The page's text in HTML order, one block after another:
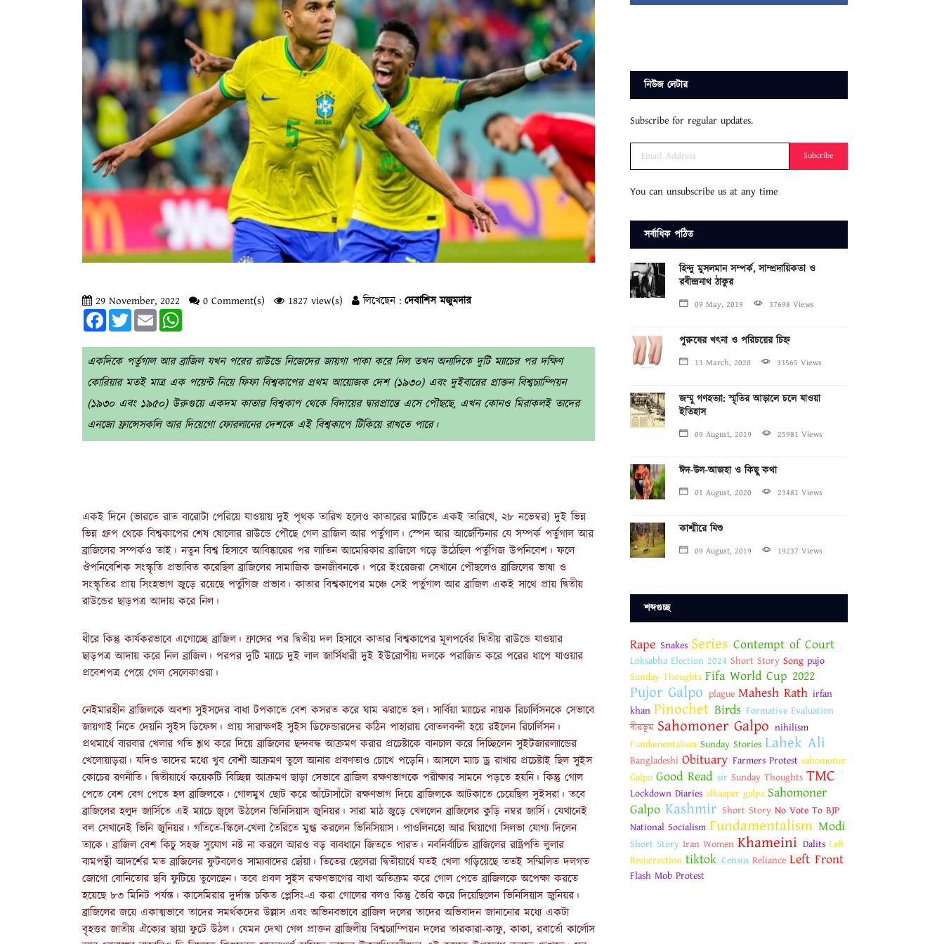
29 November, 2022 0 Comment(s) 1827 view(s) লিখেছেন : দেবাশিস মজুমদার
FacebookTwitterEmail
একদিকে পর্তুগাল আর ব্রাজিল যখন পরের রাউন্ডে নিজেদের জায়গা পাকা করে নিল তখন অন্যদিকে দুটি ম্যাচের পর দক্ষিণ
কোরিয়ার মতই মাত্র এক পয়েন্ট নিয়ে ফিফা বিশ্বকাপের প্রথম আয়োজক দেশ (১৯৩০) এবং দুইবারের প্রাক্তন বিশ্বচ্যাম্পিয়ন
(১৯৩০ এবং ১৯৫০) উরুগুয়ে একদম কাতার বিশ্বকাপ থেকে বিদায়ের দ্বারপ্রান্তে এসে পৌছছে, এখন কোনও মিরাকলই তাদের
এনজো ফ্রান্সেসকলি আর দিয়েগো ফোরলানের দেশকে এই বিশ্বকাপে টিকিয়ে রাখতে পারে।
একই দিনে (ভারতে রাত বারোটা পেরিয়ে যাওয়ায় দুই পৃথক তারিখ হলেও কাতারের মাটিতে একই তারিখে, ২৮ নভেম্বর) দুই ভিন্ন
ভিন্ন গ্রুপ থেকে বিশ্বকাপের শেষ ষোলোর রাউন্ডে পৌছে গেল ব্রাজিল আর পর্তুগাল। স্পেন আর আর্জেন্টিনার যে সম্পর্ক পর্তুগাল আর
ব্রাজিলের সম্পর্কও তাই। নতুন বিশ্ব হিসাবে আবিষ্কারের পর লাতিন আমেরিকার ব্রাজিলে গড়ে উঠেছিল পর্তুগিজ উপনিবেশ। ফলে
ঔপনিবেশিক সংস্কৃতি প্রভাবিত করেছিল ব্রাজিলের সামাজিক জনজীবনকে। পরে ইংরেজরা সেখানে পৌছলেও ব্রাজিলের ভাষা ও
সংস্কৃতির প্রায় সিংহভাগ জুড়ে রয়েছে পর্তুগিজ প্রভাব। কাতার বিশ্বকাপের মঞ্চে সেই পর্তুগাল আর ব্রাজিল একই সাথে প্রায় দ্বিতীয়
রাউন্ডের ছাড়পত্র আদায় করে নিল।
ধীরে কিন্তু কার্যকরভাবে এগোচ্ছে ব্রাজিল। ফ্রান্সের পর দ্বিতীয় দল হিসাবে কাতার বিশ্বকাপের মূলপর্বের দ্বিতীয় রাউন্ডে যাওয়ার
ছাড়পত্র আদায় করে নিল ব্রাজিল। পরপর দুটি ম্যাচে দুই লাল জার্সিধারী দুই ইউরোপীয় দলকে পরাজিত করে পরের ধাপে যাওয়ার
প্রবেশপত্র পেয়ে গেল সেলেকাওরা।
নেইমারহীন ব্রাজিলকে অবশ্য সুইসদের বাধা টপকাতে বেশ কসরত করে ঘাম ঝরাতে হল। সার্বিয়া ম্যাচের নায়ক রিচার্লিসনকে সেভাবে
জায়গাই নিতে দেয়নি সুইস ডিফেন্স। প্রায় সারাক্ষণই সুইস ডিফেন্ডারদের কঠিন পাহারায় বোতলবন্দী হয়ে রইলেন রিচার্লিসন।
প্রথমার্ধে বারবার খেলার গতি শ্লথ করে দিয়ে ব্রাজিলের ছন্দবদ্ধ আক্রমণ করার প্রচেষ্টাকে বানচাল করে দিচ্ছিলেন সুইটজারল্যান্ডের
খেলোয়াড়রা। যদিও তাদের মধ্যে খুব বেশী আক্রমণ তুলে আনার প্রবণতাও চোখে পড়েনি। আসলে ম্যাচ ড্র রাখার প্রচেষ্টাই ছিল সুইস
কোচের রণনীতি। দ্বিতীয়ার্ধে কয়েকটি বিচ্ছিন্ন আক্রমণ ছাড়া সেভাবে ব্রাজিল রক্ষণভাগকে পরীক্ষার সামনে পড়তে হয়নি। কিন্তু গোল
পেতে বেশ বেগ পেতে হল ব্রাজিলকে। গোলমুখ ছোট করে আঁটোসাঁটো রক্ষণভাগ দিয়ে ব্রাজিলকে আটকাতে চেয়েছিল সুইসরা। তবে
ব্রাজিলের হলুদ জার্সিতে এই ম্যাচে জ্বলে উঠলেন ভিনিসিয়াস জুনিয়র। সারা মাঠ জুড়ে খেললেন ব্রাজিলের কুড়ি নম্বর জার্সি। যেখানেই
বল সেখানেই ভিনি জুনিয়র। গতিতে-স্কিলে-খেলা তৈরিতে মুগ্ধ করলেন ভিনিসিয়াস। পাওলিনহো আর থিয়াগো সিলভা যোগ্য দিলেন
তাকে। ব্রাজিল বেশ কিচু সহজ সুযোগ নষ্ট না করলে আরও বড় ব্যবধানে জিততে পারত। নবনির্বাচিত ব্রাজিলের রাষ্ট্রপতি লুলার
বামপন্থী আদর্শের মত ব্রাজিলের ফুটবলেও সাম্যবাদের ছোঁয়া। তিতের ছেলেরা দ্বিতীয়ার্ধে যতই খেলা গড়িয়েছে ততই সম্মিলিত দলগত
জোগো বোনিতোর ছবি ফুটিয়ে তুলেছেন। তবে প্রবল সুইস রক্ষণভাগের বাধা অতিক্রম করে গোল পেতে ব্রাজিলকে অপেক্ষা করতে
হয়েছে ৮৩ মিনিট পর্যন্ত। কাসেমিরার দুর্দান্ত চকিত প্লেসিং-এ করা গোলের বলও কিন্তু তৈরি করে দিয়েছিলেন ভিনিসিয়াস জুনিয়র।
ব্রাজিলের জয়ে একাত্মভাবে তাদের সমর্থকদের উল্লাস এবং অভিনবভাবে ব্রাজিল দলের তাদের অভিবাদন জানানোর মধ্যে একটা
বৃহত্তর জাতীয় ঐক্যের ছায়া ফুটে উঠল। যেমন দেখা গেল প্রাক্তন ব্রাজিলীয় বিশ্বচ্যাম্পিয়ন দলের তারকারা-কাফু, কাকা, রবার্তো কার্লোস
নিউজ লেটার
Subscribe for regular updates.
Subcribe
You can unsubscribe us at any time
সর্বাধিক পঠিত
হিন্দু মুসলমান সম্পর্ক, সাম্প্রদায়িকতা ও
রবীন্দ্রনাথ ঠাকুর
09 May, 2019 37698 Views
পুরুষের খৎনা ও পরিচয়ের চিহ্ন
13 March, 2020 33565 Views
জম্মু গণহত্যা: স্মৃতির আড়ালে চলে যাওয়া
ইতিহাস
09 August, 2019 25981 Views
ঈদ-উল-আজহা ও কিছু কথা
01 August, 2020 23481 Views
কাশ্মীরে যিশু
09 August, 2019 19237 Views
শব্দগুচ্ছ
Rape Snakes Series Contempt of Court
Loksabha Election 2024 Short Story Song pujo
Sunday Thoughts Fifa World Cup 2022
Pujor Galpo plague Mahesh Rath irfan
khan Pinochet Birds Formative Evaluation
বীরভূম Sahomoner Galpo nihilism
Fundamentalism Sunday Stories Lahek Ali
Bangladeshi Obituary Farmers Protest sahomoner
Galpo Good Read sir Sunday Thoughts TMC
Lockdown Diaries alkaaper galpa Sahomoner
Galpo Kashmir Short Story No Vote To BJP
National Socialism Fundamentalism Modi
Short Story Iran Women Khameini Dalits Left
Resurrection tiktok Census Reliance Left Front
Flash Mob Protest